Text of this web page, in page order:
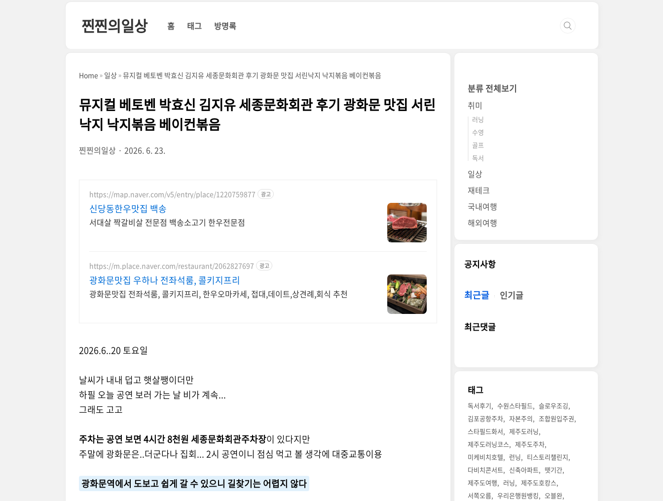
찐찐의일상 홈 태그 방명록
Home 일상 뮤지컬 베토벤 박효신 김지유 세종문화회관 후기 광화문 맛집 서린낙지 낙지볶음 베이컨볶음
뮤지컬 베토벤 박효신 김지유 세종문화회관 후기 광화문 맛집 서린
낙지 낙지볶음 베이컨볶음
찐찐의일상 2026. 6. 23.
https://map.naver.com/v5/entry/place/1220759877 광고
신당동한우맛집 백송
서대살 짝갈비살 전문점 백송소고기 한우전문점
https://m.place.naver.com/restaurant/2062827697 광고
광화문맛집 우하나 전좌석룸, 콜키지프리
광화문맛집 전좌석룸, 콜키지프리, 한우오마카세, 접대,데이트,상견례,회식 추천
2026.6..20 토요일
날씨가 내내 덥고 햇살쨍이더만
하필 오늘 공연 보러 가는 날 비가 계속...
그래도 고고
주차는 공연 보면 4시간 8천원 세종문화회관주차장이 있다지만
주말에 광화문은..더군다나 집회... 2시 공연이니 점심 먹고 볼 생각에 대중교통이용
광화문역에서 도보고 쉽게 갈 수 있으니 길찾기는 어렵지 않다
분류 전체보기
취미
러닝
수영
골프
독서
일상
재테크
국내여행
해외여행
공지사항
최근글 인기글
최근댓글
태그
독서후기 수원스타필드
슬로우조깅
김포공항주차
자본주의
조합원입주권
스타필드화서
제주도러닝
제주도러닝코스
제주도주차
미케비치호텔
런닝
티스토리챌린지
다비치콘서트
신축아파트
뗏기간
제주도여행
러닝
제주도호캉스
서쪽오름
우리은행원뱅킹
오블완